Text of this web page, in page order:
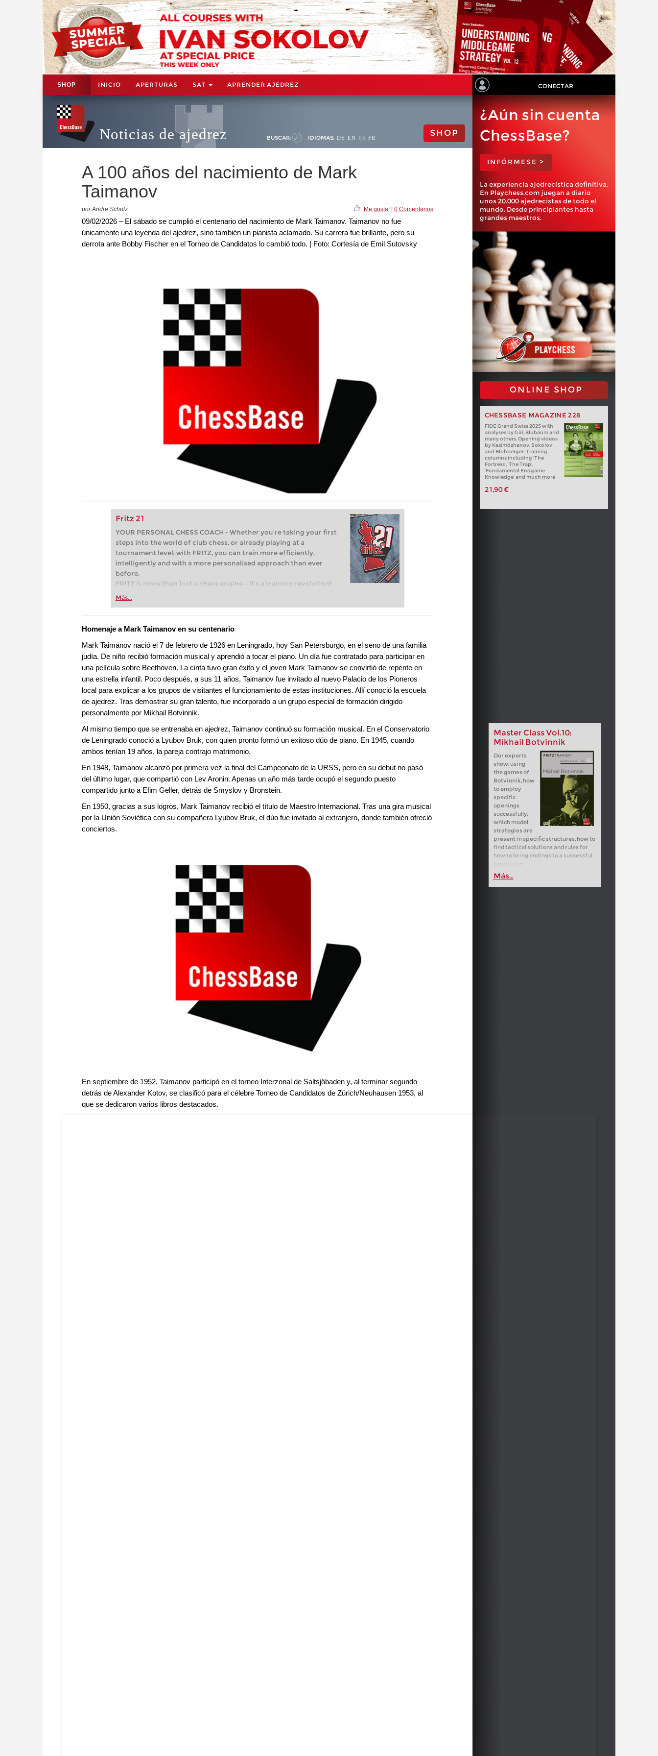
SHOP INICIO APERTURAS SAT APRENDER AJEDREZ CONECTAR
Noticias de ajedrez BUSCAR: IDIOMAS: DE EN ES FR SHOP
A 100 años del nacimiento de Mark
Taimanov
por Andre Schulz Me gusta!| 0 Comentarios
09/02/2026 – El sábado se cumplió el centenario del nacimiento de Mark Taimanov. Taimanov no fue
únicamente una leyenda del ajedrez, sino también un pianista aclamado. Su carrera fue brillante, pero su
derrota ante Bobby Fischer en el Torneo de Candidatos lo cambió todo. | Foto: Cortesía de Emil Sutovsky
Fritz 21
YOUR PERSONAL CHESS COACH - Whether you’re taking your first
steps into the world of club chess, or already playing at a
tournament level: with FRITZ, you can train more efficiently,
intelligently and with a more personalised approach than ever
before.
FRITZ is more than just a chess engine – it’s a training revolution!
Whether you’re taking your first steps into the world of club chess,
more efficiently, intelligently and with a more personalised
approach than ever before.
Más...
¿Aún sin cuenta
ChessBase?
INFÓRMESE >
La experiencia ajedrecística definitiva.
En Playchess.com juegan a diario
unos 20.000 ajedrecistas de todo el
mundo. Desde principiantes hasta
grandes maestros.
ONLINE SHOP
CHESSBASE MAGAZINE 228
FIDE Grand Swiss 2025 with
analyses by Giri, Blübaum and
many others. Opening videos
by Kasimdzhanov, Sokolov
and Blohberger. Training
columns including ‘The
Fortress’, ‘The Trap’,
‘Fundamental Endgame
Knowledge’ and much more
21,90 €
Homenaje a Mark Taimanov en su centenario
Mark Taimanov nació el 7 de febrero de 1926 en Leningrado, hoy San Petersburgo, en el seno de una familia
judía. De niño recibió formación musical y aprendió a tocar el piano. Un día fue contratado para participar en
una película sobre Beethoven. La cinta tuvo gran éxito y el joven Mark Taimanov se convirtió de repente en
una estrella infantil. Poco después, a sus 11 años, Taimanov fue invitado al nuevo Palacio de los Pioneros
local para explicar a los grupos de visitantes el funcionamiento de estas instituciones. Allí conoció la escuela
de ajedrez. Tras demostrar su gran talento, fue incorporado a un grupo especial de formación dirigido
personalmente por Mikhail Botvinnik.
Master Class Vol.10:
Mikhail Botvinnik
Our experts
show, using
the games of
Botvinnik, how
to employ
specific
openings
successfully,
which model
strategies are
present in specific structures, how to
find tactical solutions and rules for
how to bring endings to a successful
conclusion
Más...
Al mismo tiempo que se entrenaba en ajedrez, Taimanov continuó su formación musical. En el Conservatorio
de Leningrado conoció a Lyubov Bruk, con quien pronto formó un exitoso dúo de piano. En 1945, cuando
ambos tenían 19 años, la pareja contrajo matrimonio.
En 1948, Taimanov alcanzó por primera vez la final del Campeonato de la URSS, pero en su debut no pasó
del último lugar, que compartió con Lev Aronin. Apenas un año más tarde ocupó el segundo puesto
compartido junto a Efim Geller, detrás de Smyslov y Bronstein.
En 1950, gracias a sus logros, Mark Taimanov recibió el título de Maestro Internacional. Tras una gira musical
por la Unión Soviética con su compañera Lyubov Bruk, el dúo fue invitado al extranjero, donde también ofreció
conciertos.
En septiembre de 1952, Taimanov participó en el torneo Interzonal de Saltsjöbaden y, al terminar segundo
detrás de Alexander Kotov, se clasificó para el célebre Torneo de Candidatos de Zúrich/Neuhausen 1953, al
que se dedicaron varios libros destacados.